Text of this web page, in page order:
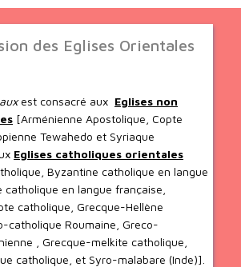
des Eglises Orientales
est consacré aux Eglises non
[Arménienne Apostolique, Copte
Tewahedo et Syriaque
Eglises catholiques orientales
Byzantine catholique en langue
en langue française,
catholique, Grecque-Hellène
catholique Roumaine, Greco-
, Grecque-melkite catholique,
catholique, et Syro-malabare (Inde)].